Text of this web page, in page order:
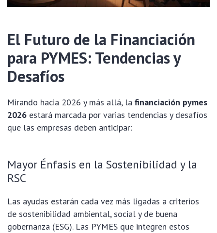
El Futuro de la Financiación
para PYMES: Tendencias y
Desafíos
Mirando hacia 2026 y más allá, la financiación pymes
2026 estará marcada por varias tendencias y desafíos
que las empresas deben anticipar:
Mayor Énfasis en la Sostenibilidad y la
RSC
Las ayudas estarán cada vez más ligadas a criterios
de sostenibilidad ambiental, social y de buena
gobernanza (ESG). Las PYMES que integren estos